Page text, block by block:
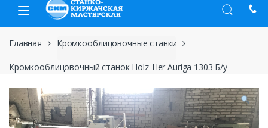
Главная Кромкооблицовочные станки
Кромкооблицовочный станок Holz-Her Auriga 1303 Б/у